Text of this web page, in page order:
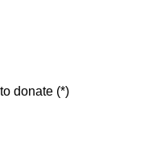
donate (*)